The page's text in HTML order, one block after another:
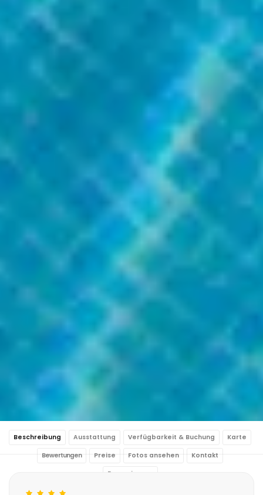
Beschreibung Ausstattung Verfügbarkeit & Buchung Karte
Bewertungen Preise Fotos ansehen Kontakt
Reservierung